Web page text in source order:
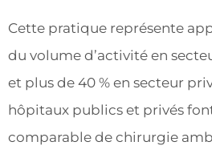
Cette pratique représente
du volume d’activité en
et plus de 40 % en secteur
hôpitaux publics et privés
comparable de chirurgie